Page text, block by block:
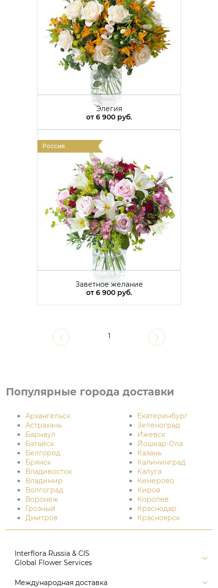
Элегия
от6 900 руб.
Россия
Заветное желание
от6 900 руб.
1
Популярные города доставки
Архангельск
Астрахань
Барнаул
Батайск
Белгород
Брянск
Владивосток
Владимир
Волгоград
Воронеж
Грозный
Дмитров
Екатеринбург
Зеленоград
Ижевск
Йошкар-Ола
Казань
Калининград
Калуга
Кемерово
Киров
Королев
Краснодар
Красноярск
Interflora Russia & CIS
Global Flower Services
Версия для печати
Международная доставка